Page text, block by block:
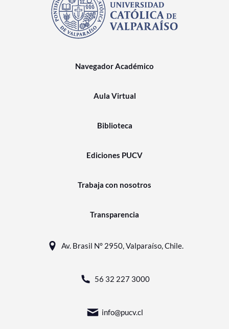
Navegador Académico
Aula Virtual
Biblioteca
Ediciones PUCV
Trabaja con nosotros
Transparencia
Av. Brasil N° 2950, Valparaíso, Chile.
56 32 227 3000
info@pucv.cl